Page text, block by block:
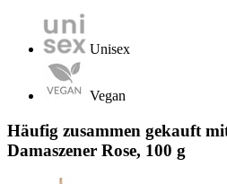
Unisex
Vegan
Häufig zusammen gekauft
Damaszener Rose, 100 g